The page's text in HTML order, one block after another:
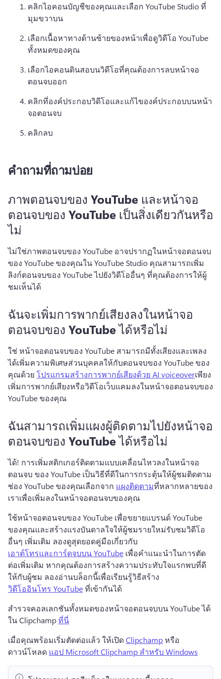
คลิกไอคอนบัญชีของคุณและเลือก YouTube Studio ที่
มุมขวาบน
เลือกเนื้อหาทางด้านซ้ายของหน้าเพื่อดูวิดีโอ YouTube
ทั้งหมดของคุณ
เลือกไอคอนดินสอบนวิดีโอที่คุณต้องการลบหน้าจอ
ตอนจบออก
คลิกที่องค์ประกอบวิดีโอและแก้ไของค์ประกอบบนหน้า
จอตอนจบ
คลิกลบ
คำถามที่ถามบ่อย
ภาพตอนจบของ YouTube และหน้าจอ
ตอนจบของ YouTube เป็นสิ่งเดียวกันหรือ
ไม่
ไม่ใช่ภาพตอนจบของ YouTube อาจปรากฏในหน้าจอตอนจบ
ของ YouTube ของคุณใน YouTube Studio คุณสามารถเพิ่ม
ลิงก์ตอนจบของ YouTube ไปยังวิดีโออื่นๆ ที่คุณต้องการให้ผู้
ชมเห็นได้
ฉันจะเพิ่มการพากย์เสียงลงในหน้าจอ
ตอนจบของ YouTube ได้หรือไม่
ใช่ หน้าจอตอนจบของ YouTube สามารถมีทั้งเสียงและเพลง
ได้เพิ่มความพิเศษส่วนบุคคลให้กับตอนจบของ YouTube ของ
คุณด้วย โปรแกรมสร้างการพากย์เสียงด้วย AI voiceoverเพียง
เพิ่มการพากย์เสียงหรือวิดีโอเว็บแคมลงในหน้าจอตอนจบของ
YouTube ของคุณ
ฉันสามารถเพิ่มแผงผู้ติดตามไปยังหน้าจอ
ตอนจบของ YouTube ได้หรือไม่
ได้! การเพิ่มสติกเกอร์ติดตามแบบเคลื่อนไหวลงในหน้าจอ
ตอนจบ ของ YouTube เป็นวิธีที่ดีในการกระตุ้นให้ผู้ชมติดตาม
ช่อง YouTube ของคุณเลือกจาก แผงติดตามที่หลากหลายของ
เราเพื่อเพิ่มลงในหน้าจอตอนจบของคุณ
ใช้หน้าจอตอนจบของ YouTube เพื่อขยายแบรนด์ YouTube
ของคุณและสร้างแรงบันดาลใจให้ผู้ชมรายใหม่รับชมวิดีโอ
อื่นๆ เพิ่มเติม ลองดูสุดยอดคู่มือเกี่ยวกับ
เอาต์โทรและการ์ดจบบน YouTube เพื่อคำแนะนำในการตัด
ต่อเพิ่มเติม หากคุณต้องการสร้างความประทับใจแรกพบที่ดี
ให้กับผู้ชม ลองอ่านบล็อกนี้เพื่อเรียนรู้วิธีสร้าง
วิดีโออินโทร YouTube ที่เข้ากันได้
สำรวจคอลเลกชันทั้งหมดของหน้าจอตอนจบบน YouTube ได้
ใน Clipchamp ที่นี่
เมื่อคุณพร้อมเริ่มตัดต่อแล้ว ให้เปิด Clipchamp หรือ
ดาวน์โหลด แอป Microsoft Clipchamp สำหรับ Windows